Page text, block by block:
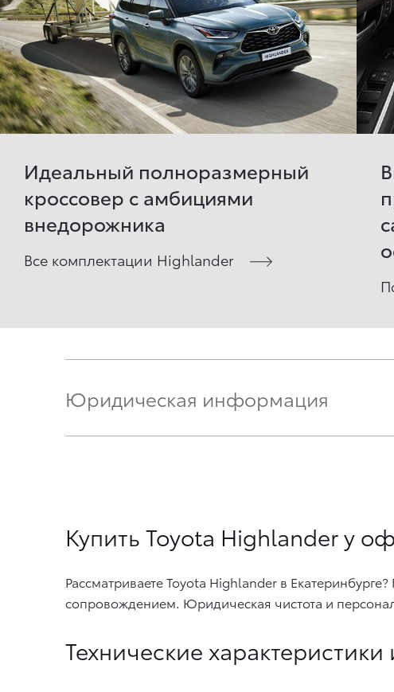
Идеальный полноразмерный
кроссовер с амбициями
внедорожника
Все комплектации Highlander
Юридическая информация
Купить Toyota Highlander у
Рассматриваете Toyota Highlander в
сопровождением. Юридическая чистота и
Технические